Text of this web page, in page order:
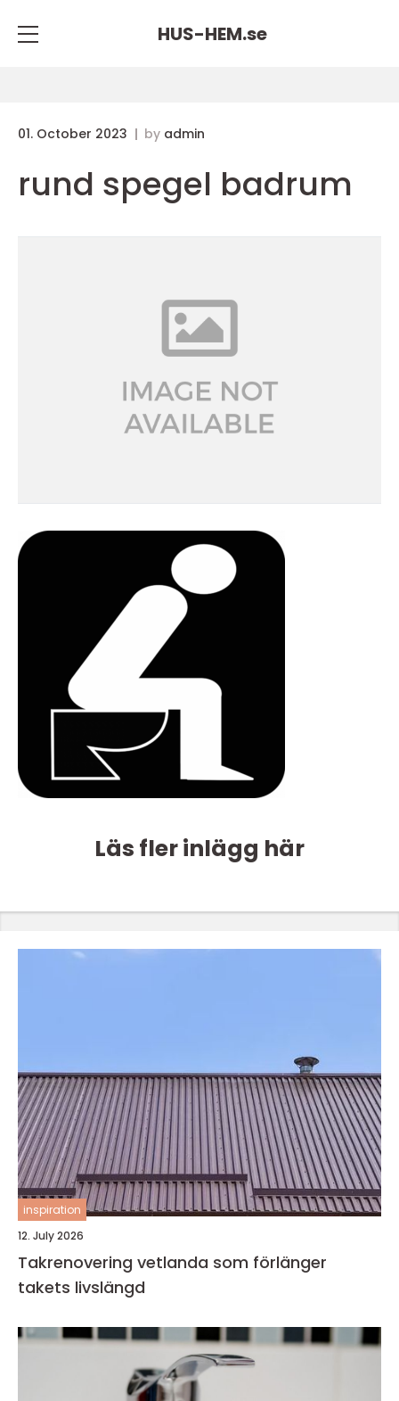
HUS-HEM.se
01. October 2023 by admin
rund spegel badrum
Läs fler inlägg här
inspiration
12. July 2026
Takrenovering vetlanda som förlänger
takets livslängd